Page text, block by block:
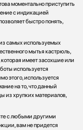
моментально приступить
с индикацией
быстро понять,
самых используемых
мытья кастрюль,
имеет засохшие или
используется
этого, используется
на то, что данный
из хрупких материалов,
с любыми другими
вам не придется